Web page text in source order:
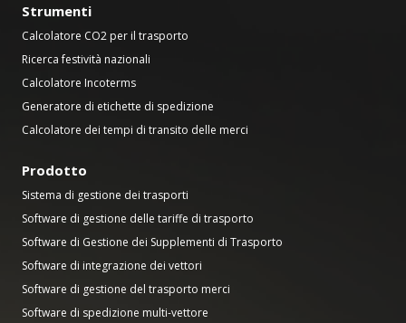
Strumenti
Calcolatore CO2 per il trasporto
Ricerca festività nazionali
Calcolatore Incoterms
Generatore di etichette di spedizione
Calcolatore dei tempi di transito delle merci
Prodotto
Sistema di gestione dei trasporti
Software di gestione delle tariffe di trasporto
Software di Gestione dei Supplementi di Trasporto
Software di integrazione dei vettori
Software di gestione del trasporto merci
Software di spedizione multi-vettore